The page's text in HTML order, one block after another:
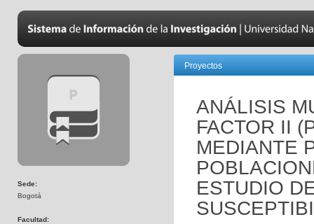
Sede:
Bogotá
Facultad:
Proyectos
ANÁLISIS
FACTOR II
MEDIANTE
ESTUDIO